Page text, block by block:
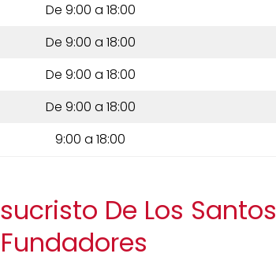
De 9:00 a 18:00
De 9:00 a 18:00
De 9:00 a 18:00
De 9:00 a 18:00
9:00 a 18:00
De Los Santos